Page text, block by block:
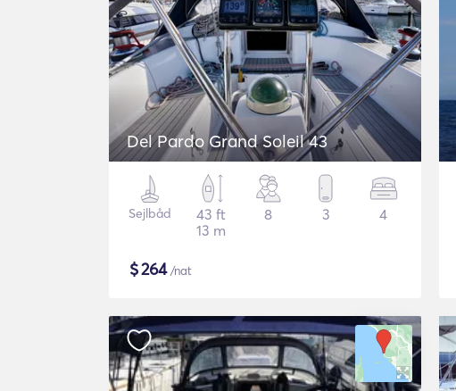
Del Pardo Grand Soleil 43
Sejlbåd
43 ft
13 m
8 3 4
$264/nat